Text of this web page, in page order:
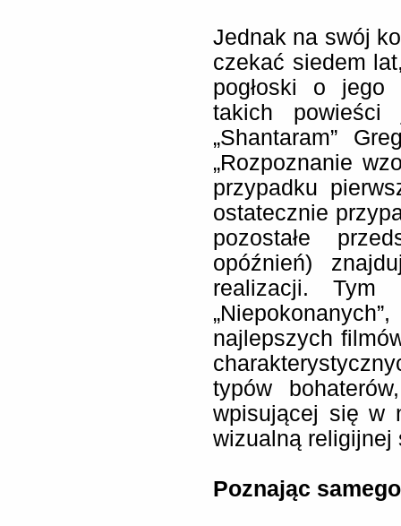
Jednak na swój
czekać siedem
pogłoski o jego
takich powieści
„Shantaram”
„Rozpoznanie
przypadku
ostatecznie
pozostałe
opóźnień)
realizacji.
najlepszych
typów
wpisującej się w
wizualną religijnej
Poznając